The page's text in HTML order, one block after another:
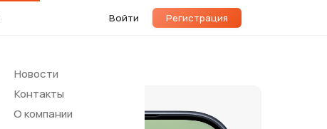
Регистрация
Войти
Контакты
О компании
Новости